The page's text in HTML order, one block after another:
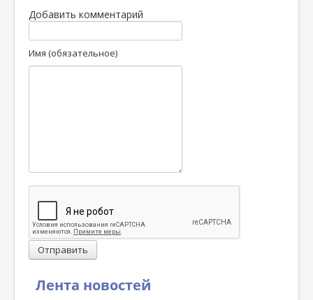
Лента новостей
Добавить комментарий
Имя (обязательное)
Отправить